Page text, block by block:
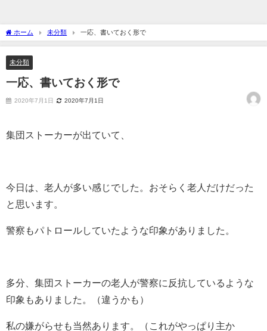
ホーム 未分類 一応、書いておく形で
未分類
一応、書いておく形で
2020年7月1日 2020年7月1日
集団ストーカーが出ていて、
今日は、老人が多い感じでした。おそらく老人だけだった
と思います。
警察もパトロールしていたような印象がありました。
多分、集団ストーカーの老人が警察に反抗しているような
印象もありました。（違うかも）
私の嫌がらせも当然あります。（これがやっぱり主か